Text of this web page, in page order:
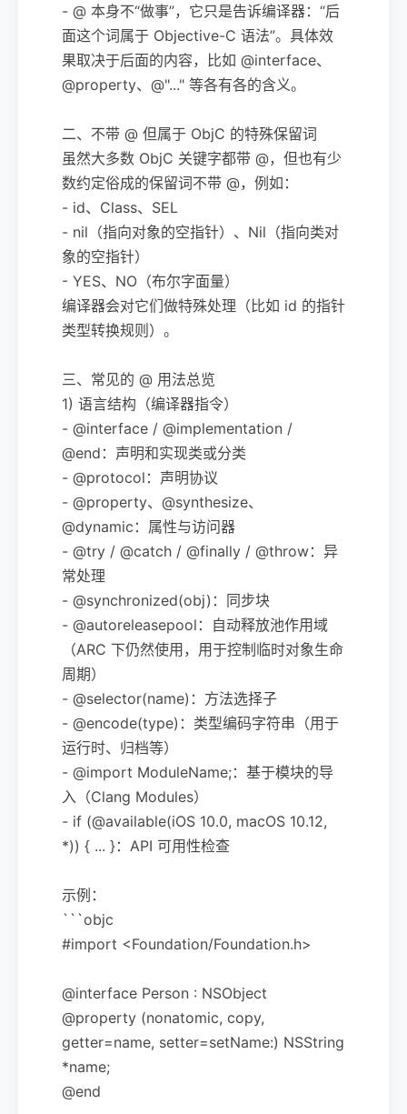
- @ 本身不“做事”，它只是告诉编译器：“后
面这个词属于 Objective-C 语法”。具体效
果取决于后面的内容，比如 @interface、
@property、@"..." 等各有各的含义。
二、不带 @ 但属于 ObjC 的特殊保留词
虽然大多数 ObjC 关键字都带 @，但也有少
数约定俗成的保留词不带 @，例如：
- id、Class、SEL
- nil（指向对象的空指针）、Nil（指向类对
象的空指针）
- YES、NO（布尔字面量）
编译器会对它们做特殊处理（比如 id 的指针
类型转换规则）。
三、常见的 @ 用法总览
1) 语言结构（编译器指令）
- @interface / @implementation /
@end：声明和实现类或分类
- @protocol：声明协议
- @property、@synthesize、
@dynamic：属性与访问器
- @try / @catch / @finally / @throw：异
常处理
- @synchronized(obj)：同步块
- @autoreleasepool：自动释放池作用域
（ARC 下仍然使用，用于控制临时对象生命
周期）
- @selector(name)：方法选择子
- @encode(type)：类型编码字符串（用于
运行时、归档等）
- @import ModuleName;：基于模块的导
入（Clang Modules）
- if (@available(iOS 10.0, macOS 10.12,
*)) { ... }：API 可用性检查
示例：
```objc
#import <Foundation/Foundation.h>
@interface Person : NSObject
@property (nonatomic, copy,
getter=name, setter=setName:) NSString
*name;
@end